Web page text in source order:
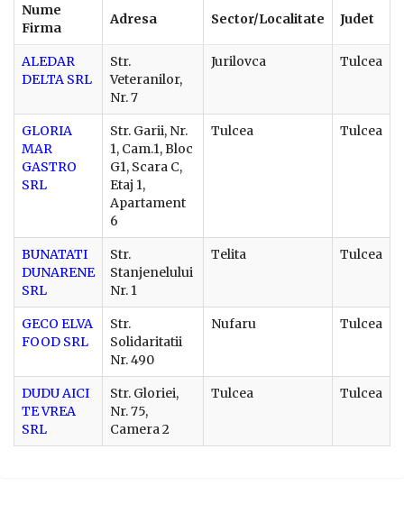
Nume
Firma
Adresa Sector/Localitate Judet
ALEDAR
DELTA SRL
Str.
Veteranilor,
Nr. 7
Jurilovca Tulcea
GLORIA
MAR
GASTRO
SRL
Str. Garii, Nr.
1, Cam.1, Bloc
G1, Scara C,
Etaj 1,
Apartament
6
Tulcea Tulcea
BUNATATI
DUNARENE
SRL
Str.
Stanjenelului
Nr. 1
Telita Tulcea
GECO ELVA
FOOD SRL
Str.
Solidaritatii
Nr. 490
Nufaru Tulcea
DUDU AICI
TE VREA
SRL
Str. Gloriei,
Nr. 75,
Camera 2
Tulcea Tulcea